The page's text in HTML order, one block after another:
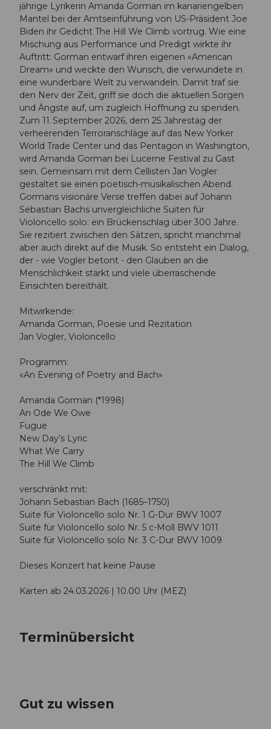
jährige Lyrikerin Amanda Gorman im kanariengelben
Mantel bei der Amtseinführung von US-Präsident Joe
Biden ihr Gedicht The Hill We Climb vortrug. Wie eine
Mischung aus Performance und Predigt wirkte ihr
Auftritt: Gorman entwarf ihren eigenen «American
Dream» und weckte den Wunsch, die verwundete in
eine wunderbare Welt zu verwandeln. Damit traf sie
den Nerv der Zeit, griff sie doch die aktuellen Sorgen
und Ängste auf, um zugleich Hoffnung zu spenden.
Zum 11. September 2026, dem 25. Jahrestag der
verheerenden Terroranschläge auf das New Yorker
World Trade Center und das Pentagon in Washington,
wird Amanda Gorman bei Lucerne Festival zu Gast
sein. Gemeinsam mit dem Cellisten Jan Vogler
gestaltet sie einen poetisch-musikalischen Abend.
Gormans visionäre Verse treffen dabei auf Johann
Sebastian Bachs unvergleichliche Suiten für
Violoncello solo: ein Brückenschlag über 300 Jahre.
Sie rezitiert zwischen den Sätzen, spricht manchmal
aber auch direkt auf die Musik. So entsteht ein Dialog,
der - wie Vogler betont - den Glauben an die
Menschlichkeit stärkt und viele überraschende
Einsichten bereithält.
Mitwirkende:
Amanda Gorman, Poesie und Rezitation
Jan Vogler, Violoncello
Programm:
«An Evening of Poetry and Bach»
Amanda Gorman (*1998)
An Ode We Owe
Fugue
New Day’s Lyric
What We Carry
The Hill We Climb
verschränkt mit:
Johann Sebastian Bach (1685–1750)
Suite für Violoncello solo Nr. 1 G-Dur BWV 1007
Suite für Violoncello solo Nr. 5 c-Moll BWV 1011
Suite für Violoncello solo Nr. 3 C-Dur BWV 1009
Dieses Konzert hat keine Pause
Karten ab 24.03.2026 | 10.00 Uhr (MEZ)
Terminübersicht
Gut zu wissen